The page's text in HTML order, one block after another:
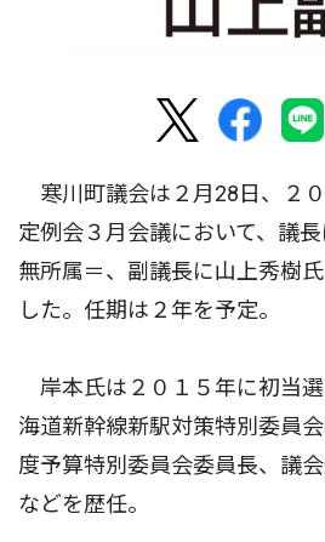
寒川町議会は２月28日、２
定例会３月会議において、議
無所属＝、副議長に山上秀樹
した。任期は２年を予定。
岸本氏は２０１５年に初当
海道新幹線新駅対策特別委員
度予算特別委員会委員長、議
などを歴任。